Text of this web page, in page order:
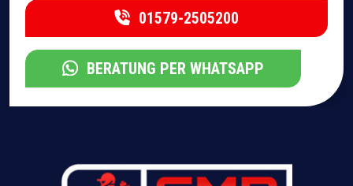
01579-2505200
BERATUNG PER WHATSAPP